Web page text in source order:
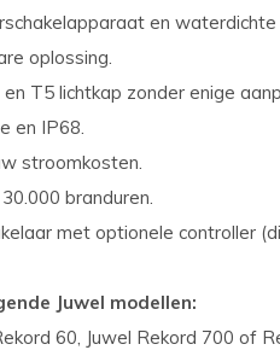
en
oplossing.
T5 lichtkap zonder enige
en IP68.
stroomkosten.
branduren.
met optionele controller
Juwel modellen:
60, Juwel Rekord 700 of